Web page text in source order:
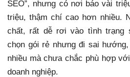
SEO”, nhưng có nơi báo vài
triệu, thậm chí cao hơn nhiều.
chất, rất dễ rơi vào tình trạng
chọn gói rẻ nhưng đi sai
nhiều mà chưa chắc phù hợp
doanh nghiệp.